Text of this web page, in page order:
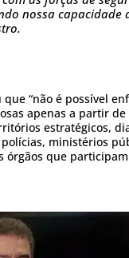
nossa capacidade
“não é possível
apenas a partir
estratégicos,
ministérios
órgãos que